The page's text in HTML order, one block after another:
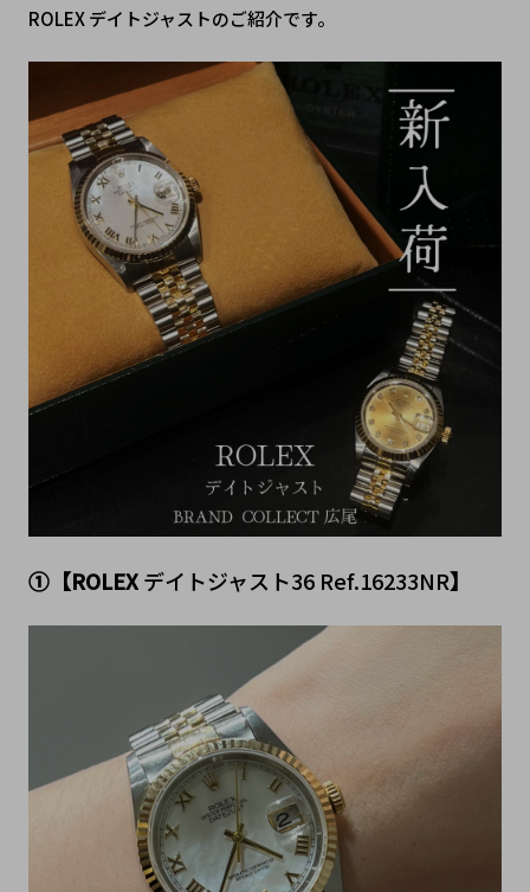
ROLEX デイトジャストのご紹介です。
①【ROLEX デイトジャスト36 Ref.16233NR】